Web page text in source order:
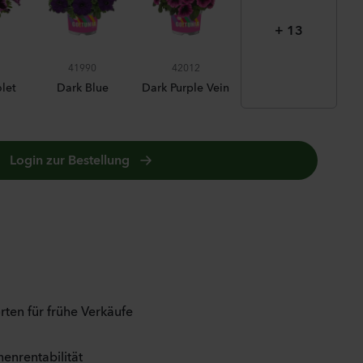
COSMIC PINK
41990
Dark Blue
42012
Dark Purple Vein
+ 13
Login zur Bestellung
für frühe Verkäufe